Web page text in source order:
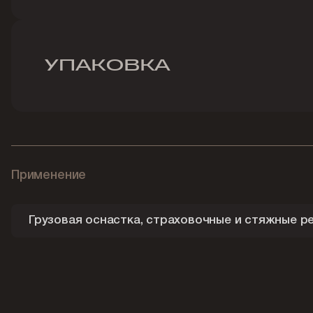
УПАКОВКА
Применение
Грузовая оснастка, страховочные и стяжные